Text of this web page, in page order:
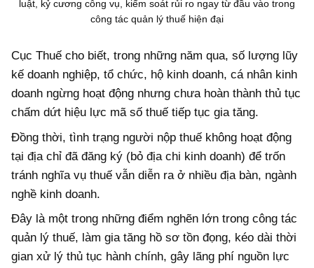
luật, kỷ cương công vụ, kiểm soát rủi ro ngay từ đầu vào trong
công tác quản lý thuế hiện đại
Cục Thuế cho biết, trong những năm qua, số lượng lũy
kế doanh nghiệp, tổ chức, hộ kinh doanh, cá nhân kinh
doanh ngừng hoạt động nhưng chưa hoàn thành thủ tục
chấm dứt hiệu lực mã số thuế tiếp tục gia tăng.
Đồng thời, tình trạng người nộp thuế không hoạt động
tại địa chỉ đã đăng ký (bỏ địa chi kinh doanh) để trốn
tránh nghĩa vụ thuế vẫn diễn ra ở nhiều địa bàn, ngành
nghề kinh doanh.
Đây là một trong những điểm nghẽn lớn trong công tác
quản lý thuế, làm gia tăng hồ sơ tồn đọng, kéo dài thời
gian xử lý thủ tục hành chính, gây lãng phí nguồn lực